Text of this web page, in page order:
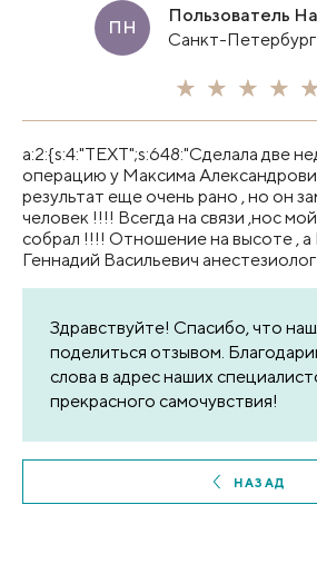
ПН
Пользователь
Санкт-Петербург
a:2:{s:4:"TEXT";s:648:"Сделала две
операцию у Максима
результат еще очень рано , но он
человек !!!! Всегда на связи ,нос
собрал !!!! Отношение на высоте , а
Геннадий Васильевич
Здравствуйте! Спасибо, что
поделиться отзывом.
слова в адрес наших
прекрасного самочувствия!
НАЗАД